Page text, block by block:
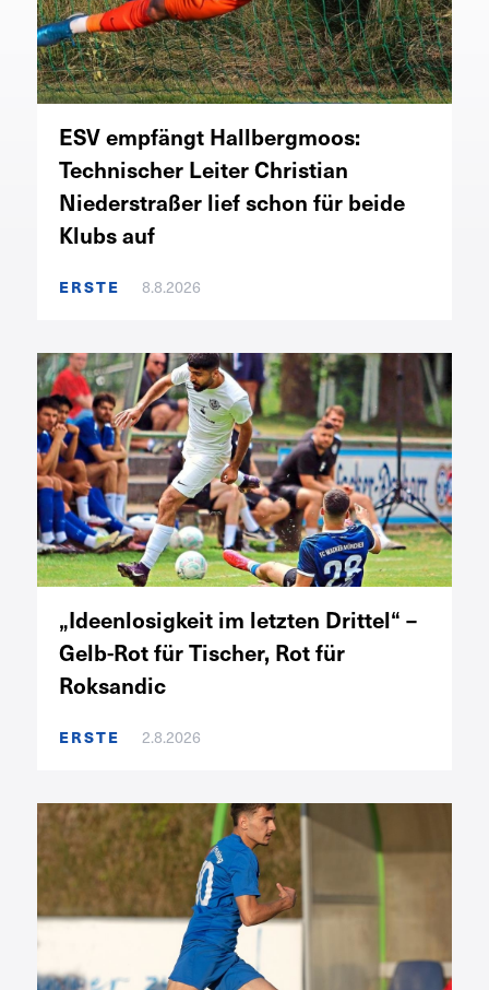
ESV empfängt Hallbergmoos:
Technischer Leiter Christian
Niederstraßer lief schon für beide
Klubs auf
ERSTE 8.8.2026
„Ideenlosigkeit im letzten Drittel“ –
Gelb-Rot für Tischer, Rot für
Roksandic
ERSTE 2.8.2026